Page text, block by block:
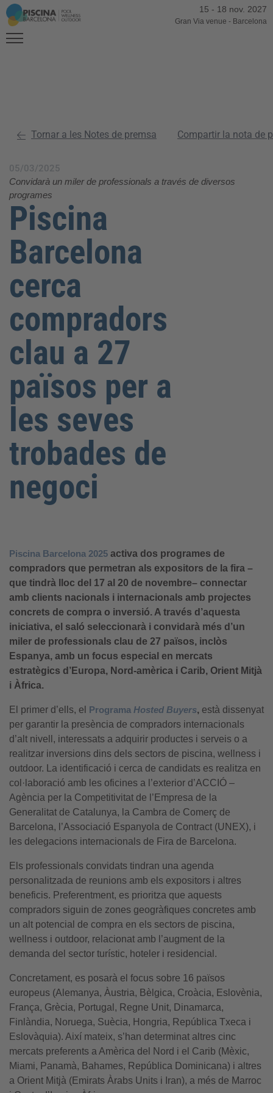
15 - 18 nov. 2027
Gran Via venue - Barcelona
Tornar a les Notes de premsa Compartir la nota de
05/03/2025
Convidarà un miler de professionals a través de diversos
programes
Piscina
Barcelona
cerca
compradors
clau a 27
països per a
les seves
trobades de
negoci
Piscina Barcelona 2025 activa dos programes de
compradors que permetran als expositors de la fira –
que tindrà lloc del 17 al 20 de novembre– connectar
amb clients nacionals i internacionals amb projectes
concrets de compra o inversió. A través d’aquesta
iniciativa, el saló seleccionarà i convidarà més d’un
miler de professionals clau de 27 països, inclòs
Espanya, amb un focus especial en mercats
estratègics d’Europa, Nord-amèrica i Carib, Orient Mitjà
i Àfrica.
El primer d’ells, el Programa Hosted Buyers, està dissenyat
per garantir la presència de compradors internacionals
d’alt nivell, interessats a adquirir productes i serveis o a
realitzar inversions dins dels sectors de piscina, wellness i
outdoor. La identificació i cerca de candidats es realitza en
col·laboració amb les oficines a l’exterior d’ACCIÓ –
Agència per la Competitivitat de l’Empresa de la
Generalitat de Catalunya, la Cambra de Comerç de
Barcelona, l’Associació Espanyola de Contract (UNEX), i
les delegacions internacionals de Fira de Barcelona.
Els professionals convidats tindran una agenda
personalitzada de reunions amb els expositors i altres
beneficis. Preferentment, es prioritza que aquests
compradors siguin de zones geogràfiques concretes amb
un alt potencial de compra en els sectors de piscina,
wellness i outdoor, relacionat amb l’augment de la
demanda del sector turístic, hoteler i residencial.
Concretament, es posarà el focus sobre 16 països
europeus (Alemanya, Àustria, Bèlgica, Croàcia, Eslovènia,
França, Grècia, Portugal, Regne Unit, Dinamarca,
Finlàndia, Noruega, Suècia, Hongria, República Txeca i
Eslovàquia). Així mateix, s’han determinat altres cinc
mercats preferents a Amèrica del Nord i el Carib (Mèxic,
Miami, Panamà, Bahames, República Dominicana) i altres
a Orient Mitjà (Emirats Àrabs Units i Iran), a més de Marroc